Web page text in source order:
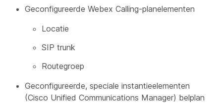
Geconfigureerde Webex Calling-planelementen
Locatie
SIP trunk
Routegroep
Geconfigureerde, speciale instantieelementen
(Cisco Unified Communications Manager) belplan